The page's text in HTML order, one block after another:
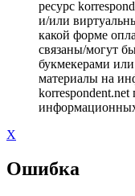
ресурс
и/или
какой форме
связаны/могут
букмекерами
материалы на
X
Ошибка